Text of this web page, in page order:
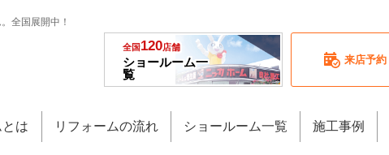
全国展開中！
全国120店舗
ショールーム一
覧
来店予約
は リフォームの流れ ショールーム一覧 施工事例